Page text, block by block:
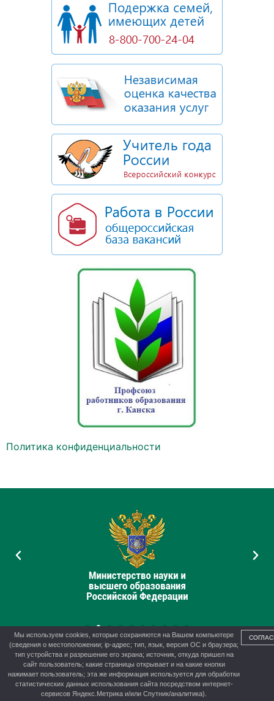
Политика конфиденциальности
© 2012-2026 г. Управление образования администрации г.
Канска
Мы используем cookies, которые сохраняются на Вашем компьютере
(сведения о местоположении; ip-адрес; тип, язык, версия ОС и браузера;
тип устройства и разрешение его экрана; источник, откуда пришел на
сайт пользователь; какие страницы открывает и на какие кнопки
нажимает пользователь; эта же информация используется для обработки
статистических данных использования сайта посредством интернет-
сервисов Яндекс.Метрика и/или Спутник/аналитика).